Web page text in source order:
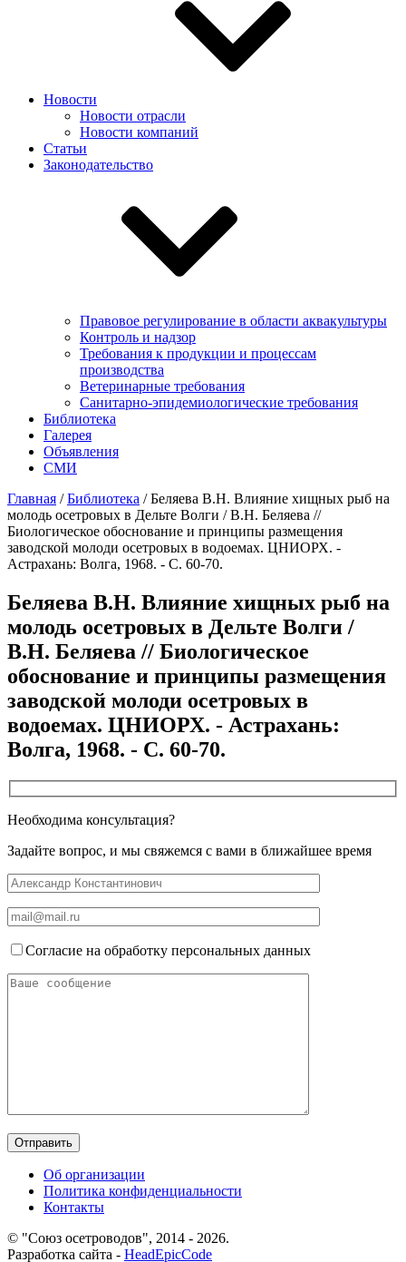
Новости
Новости отрасли
Новости компаний
Статьи
Законодательство
Правовое регулирование в области аквакультуры
Контроль и надзор
Требования к продукции и процессам
производства
Ветеринарные требования
Санитарно-эпидемиологические требования
Библиотека
Галерея
Объявления
СМИ
Главная /Библиотека /Беляева В.Н. Влияние хищных рыб на
молодь осетровых в Дельте Волги / В.Н. Беляева //
Биологическое обоснование и принципы размещения
заводской молоди осетровых в водоемах. ЦНИОРХ. -
Астрахань: Волга, 1968. - С. 60-70.
Беляева В.Н. Влияние хищных рыб на
молодь осетровых в Дельте Волги /
В.Н. Беляева // Биологическое
обоснование и принципы размещения
заводской молоди осетровых в
водоемах. ЦНИОРХ. - Астрахань:
Волга, 1968. - С. 60-70.
Необходима консультация?
Задайте вопрос, и мы свяжемся с вами в ближайшее время
Согласие на обработку персональных данных
Об организации
Политика конфиденциальности
Контакты
© "Союз осетроводов", 2014 - 2026.
Разработка сайта - HeadEpicCode